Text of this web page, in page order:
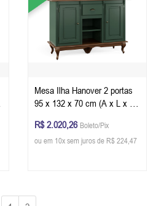
Mesa Ilha Hanover 2 portas
95 x 132 x 70 cm (A x L x P)
Glazer
R$ 2.020,26 Boleto/Pix
ou em 10x sem juros de R$ 224,47